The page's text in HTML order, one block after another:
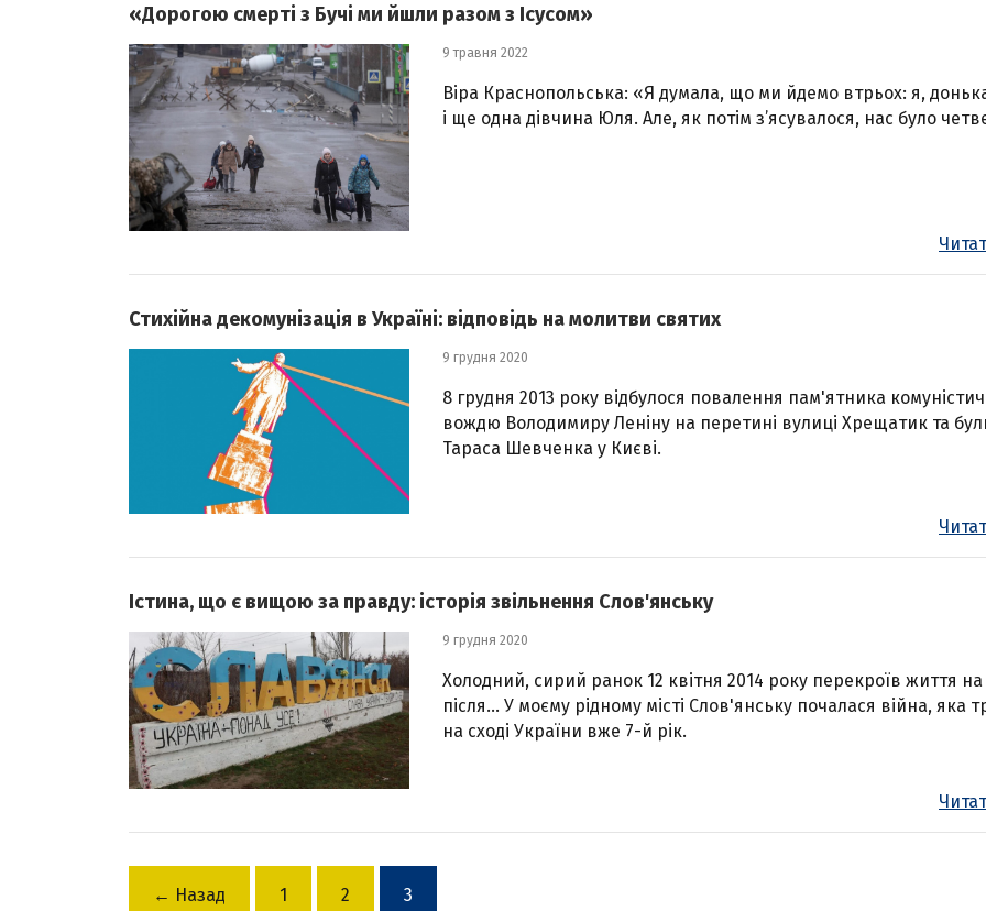
«Дорогою смерті з Бучі ми йшли разом з Ісусом»
9 травня 2022
Віра Краснопольська: «Я думала, що ми йдемо втрьох: я,
і ще одна дівчина Юля. Але, як потім з’ясувалося, нас було
Стихійна декомунізація в Україні: відповідь на молитви святих
9 грудня 2020
8 грудня 2013 року відбулося повалення пам'ятника
вождю Володимиру Леніну на перетині вулиці Хрещатик та
Тараса Шевченка у Києві.
Істина, що є вищою за правду: історія звільнення Слов'янську
9 грудня 2020
Холодний, сирий ранок 12 квітня 2014 року перекроїв життя на
після... У моєму рідному місті Слов'янську почалася війна, яка
на сході України вже 7-й рік.
← Назад 1 2 3